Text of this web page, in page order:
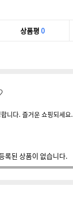
상품평 0
니다. 즐거운 쇼핑되세요.
록된 상품이 없습니다.